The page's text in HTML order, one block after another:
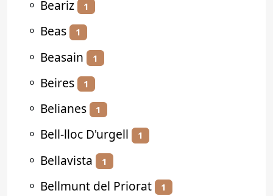
⚬ Beariz 1
⚬ Beas 1
⚬ Beasain 1
⚬ Beires 1
⚬ Belianes 1
⚬ Bell-lloc D'urgell 1
⚬ Bellavista 1
⚬ Bellmunt del Priorat 1